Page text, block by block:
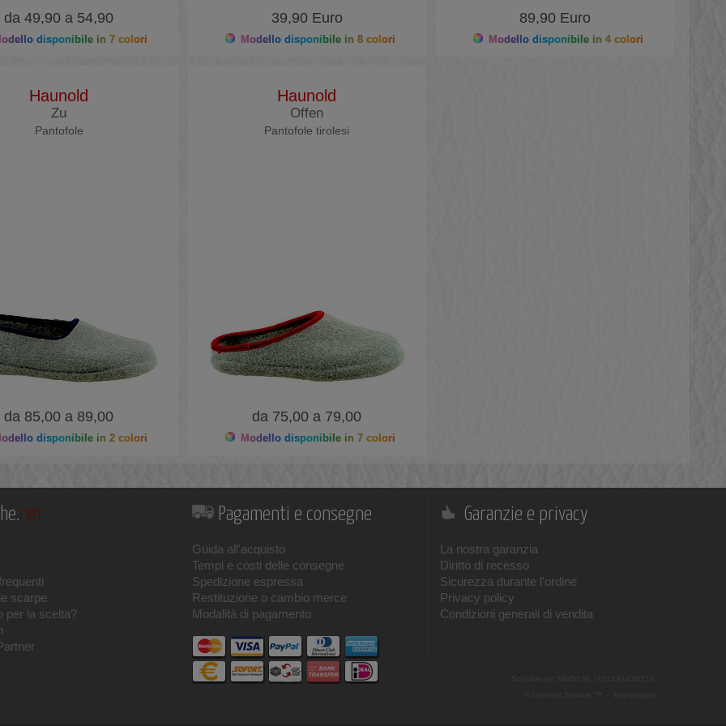
da 49,90 a 54,90
disponibile in 7 colori
39,90 Euro
Modello disponibile in 8 colori
89,90 Euro
Modello disponibile in 4 colori
Haunold
Zu
Pantofole
da 85,00 a 89,00
disponibile in 2 colori
Haunold
Offen
Pantofole tirolesi
da 75,00 a 79,00
Modello disponibile in 7 colori
net
scarpe
per la scelta?
Pagamenti e consegne
Guida all'acquisto
Tempi e costi delle consegne
Spedizione espressa
Restituzione o cambio merce
Modalità di pagamento
Garanzie e privacy
La nostra garanzia
Diritto di recesso
Sicurezza durante l'ordine
Privacy policy
Condizioni generali di vendita